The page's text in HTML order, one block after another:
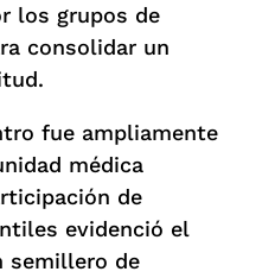
los grupos de
consolidar un
fue ampliamente
médica
de
evidenció el
semillero de